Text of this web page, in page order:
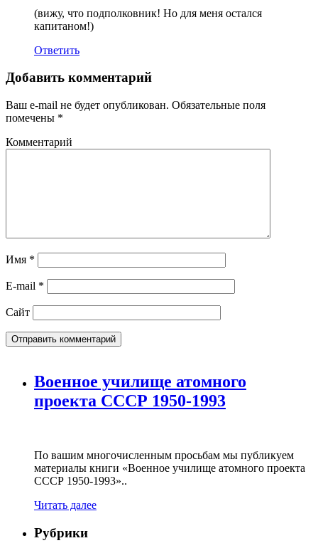
(вижу, что подполковник! Но для меня остался
капитаном!)
Ответить
Добавить комментарий
Ваш e-mail не будет опубликован. Обязательные поля
помечены *
Комментарий
Имя *
E-mail *
Сайт
Военное училище атомного
проекта СССР 1950-1993
По вашим многочисленным просьбам мы публикуем
материалы книги «Военное училище атомного проекта
СССР 1950-1993»..
Читать далее
Рубрики